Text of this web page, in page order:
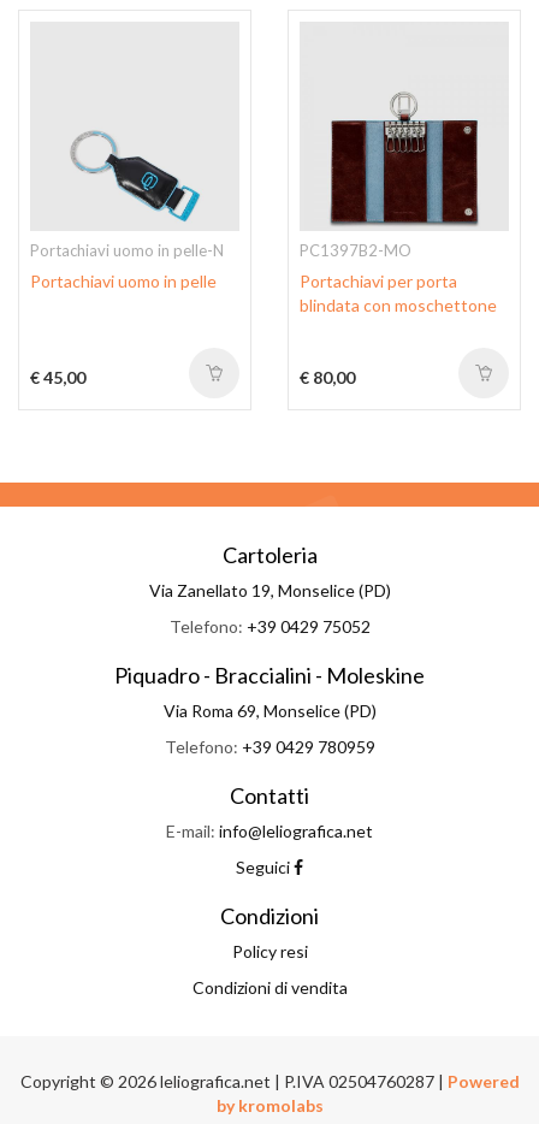
Portachiavi uomo in pelle-N
Portachiavi uomo in pelle
€ 45,00
PC1397B2-MO
Portachiavi per porta
blindata con moschettone
€ 80,00
Cartoleria
Via Zanellato 19, Monselice (PD)
Telefono: +39 0429 75052
Piquadro - Braccialini - Moleskine
Via Roma 69, Monselice (PD)
Telefono: +39 0429 780959
Contatti
E-mail: info@leliografica.net
Seguici
Condizioni
Policy resi
Condizioni di vendita
Copyright © 2026 leliografica.net | P.IVA 02504760287 | Powered
by kromolabs